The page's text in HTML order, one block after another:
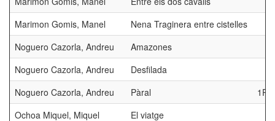
Marimon Gomis, Manel
Nena Traginera entre cistelles
Noguero Cazorla, Andreu
Amazones
Noguero Cazorla, Andreu
Desfilada
Noguero Cazorla, Andreu
Pàral
1R.
Ochoa Miquel, Miquel
El viatge